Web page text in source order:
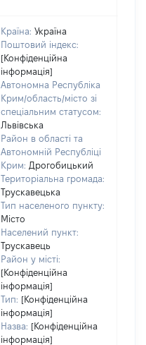
Країна: Україна
Поштовий індекс:
[Конфіденційна
інформація]
Автономна Республіка
Крим/область/місто зі
спеціальним статусом:
Львівська
Район в області та
Автономній Республіці
Крим: Дрогобицький
Територіальна громада:
Трускавецька
Тип населеного пункту:
Місто
Населений пункт:
Трускавець
Район у місті:
[Конфіденційна
інформація]
Тип: [Конфіденційна
інформація]
Назва: [Конфіденційна
інформація]